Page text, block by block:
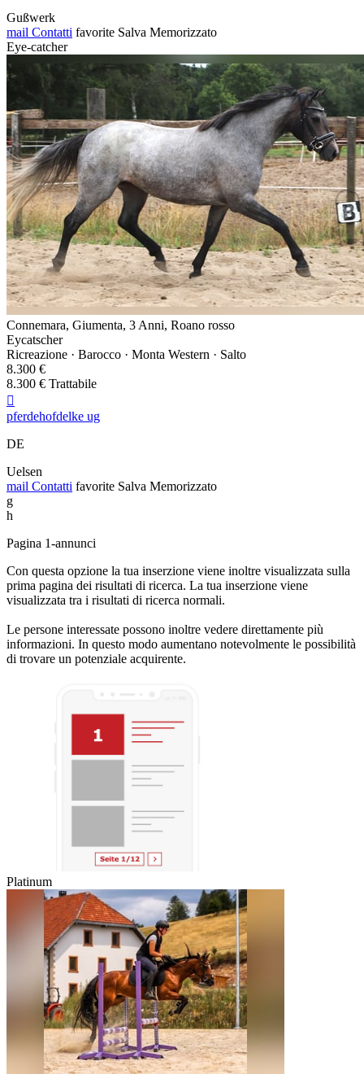
Gußwerk
mail Contatti favorite Salva Memorizzato
Eye-catcher
Connemara, Giumenta, 3 Anni, Roano rosso
Eycatscher
Ricreazione · Barocco · Monta Western · Salto
8.300 €
8.300 € Trattabile

pferdehofdelke ug
DE
Uelsen
mail Contatti favorite Salva Memorizzato
g
h
Pagina 1-annunci
Con questa opzione la tua inserzione viene inoltre visualizzata sulla
prima pagina dei risultati di ricerca. La tua inserzione viene
visualizzata tra i risultati di ricerca normali.
Le persone interessate possono inoltre vedere direttamente più
informazioni. In questo modo aumentano notevolmente le possibilità
di trovare un potenziale acquirente.
Platinum